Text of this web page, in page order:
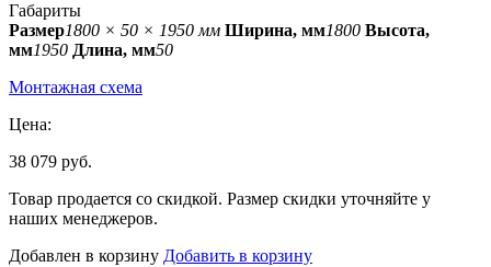
Габариты
Размер1800 × 50 × 1950 мм Ширина, мм1800 Высота,
мм1950 Длина, мм50
Монтажная схема
Цена:
38 079 руб.
Товар продается со скидкой. Размер скидки уточняйте у
наших менеджеров.
Добавлен в корзину Добавить в корзину